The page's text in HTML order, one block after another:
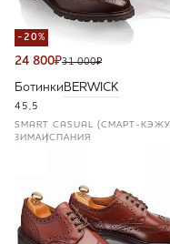
-20%
24 800₽31 000₽
Ботинки BERWICK
45,5
SMART CASUAL (СМАРТ-
ЗИМА ИСПАНИЯ